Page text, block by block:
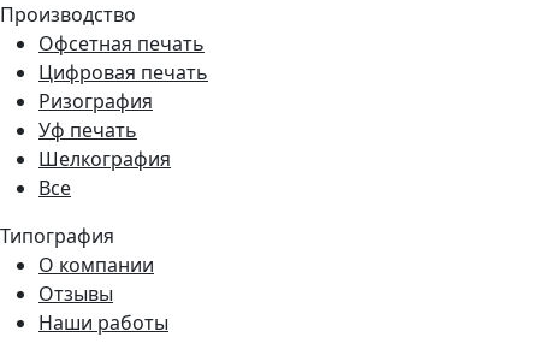
Производство
Офсетная печать
Цифровая печать
Ризография
Уф печать
Шелкография
Все
Типография
О компании
Отзывы
Наши работы